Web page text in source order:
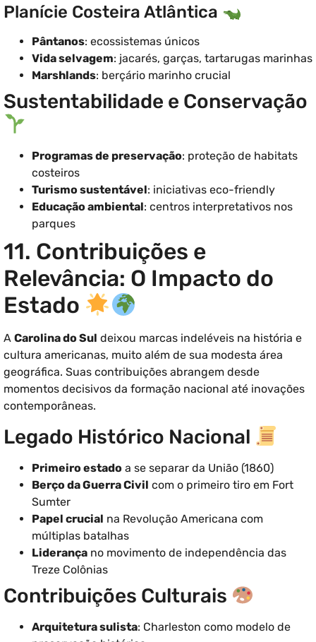
Planície Costeira Atlântica
Pântanos: ecossistemas únicos
Vida selvagem: jacarés, garças, tartarugas marinhas
Marshlands: berçário marinho crucial
Sustentabilidade e Conservação
Programas de preservação: proteção de habitats
costeiros
Turismo sustentável: iniciativas eco-friendly
Educação ambiental: centros interpretativos nos
parques
11. Contribuições e
Relevância: O Impacto do
Estado
A Carolina do Sul deixou marcas indeléveis na história e
cultura americanas, muito além de sua modesta área
geográfica. Suas contribuições abrangem desde
momentos decisivos da formação nacional até inovações
contemporâneas.
Legado Histórico Nacional
Primeiro estado a se separar da União (1860)
Berço da Guerra Civil com o primeiro tiro em Fort
Sumter
Papel crucial na Revolução Americana com
múltiplas batalhas
Liderança no movimento de independência das
Treze Colônias
Contribuições Culturais
Arquitetura sulista: Charleston como modelo de